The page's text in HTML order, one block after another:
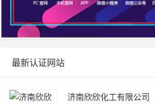
最新认证网站
济南欣欣化工有限公司